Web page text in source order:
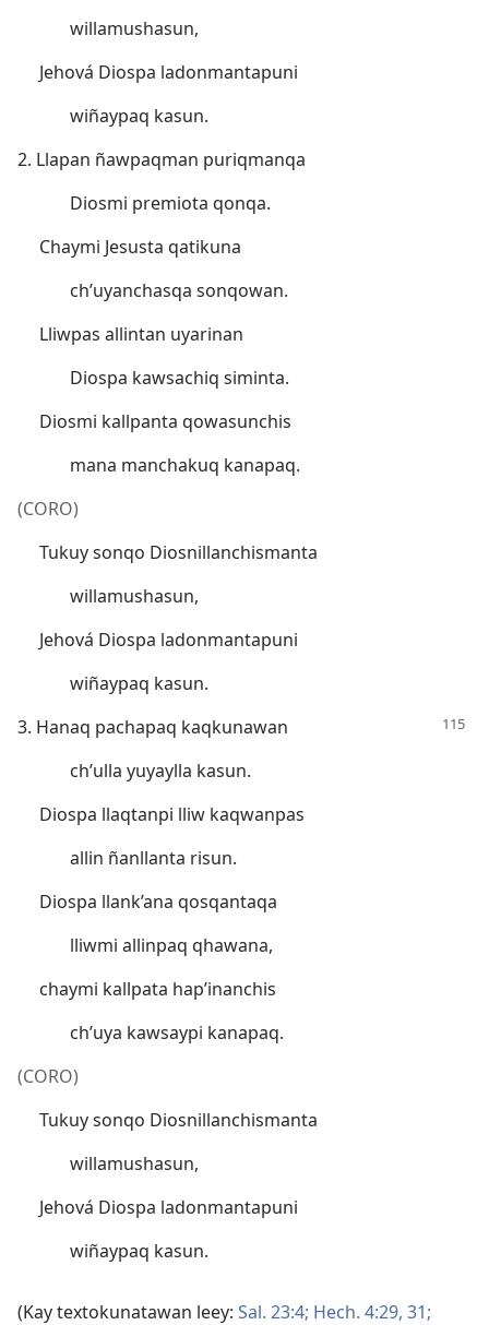
willamushasun,
Jehová Diospa ladonmantapuni
wiñaypaq kasun.
2. Llapan ñawpaqman puriqmanqa
Diosmi premiota qonqa.
Chaymi Jesusta qatikuna
ch’uyanchasqa sonqowan.
Lliwpas allintan uyarinan
Diospa kawsachiq siminta.
Diosmi kallpanta qowasunchis
mana manchakuq kanapaq.
(CORO)
Tukuy sonqo Diosnillanchismanta
willamushasun,
Jehová Diospa ladonmantapuni
wiñaypaq kasun.
3. Hanaq pachapaq kaqkunawan
ch’ulla yuyaylla kasun.
Diospa llaqtanpi lliw kaqwanpas
allin ñanllanta risun.
Diospa llank’ana qosqantaqa
lliwmi allinpaq qhawana,
chaymi kallpata hap’inanchis
ch’uya kawsaypi kanapaq.
(CORO)
Tukuy sonqo Diosnillanchismanta
willamushasun,
Jehová Diospa ladonmantapuni
wiñaypaq kasun.
(Kay textokunatawan leey: Sal. 23:4; Hech. 4:29, 31;